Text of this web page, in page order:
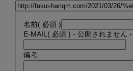
名前( 必須 )
E-MAIL ( 必須 ) - 公開されません -
備考